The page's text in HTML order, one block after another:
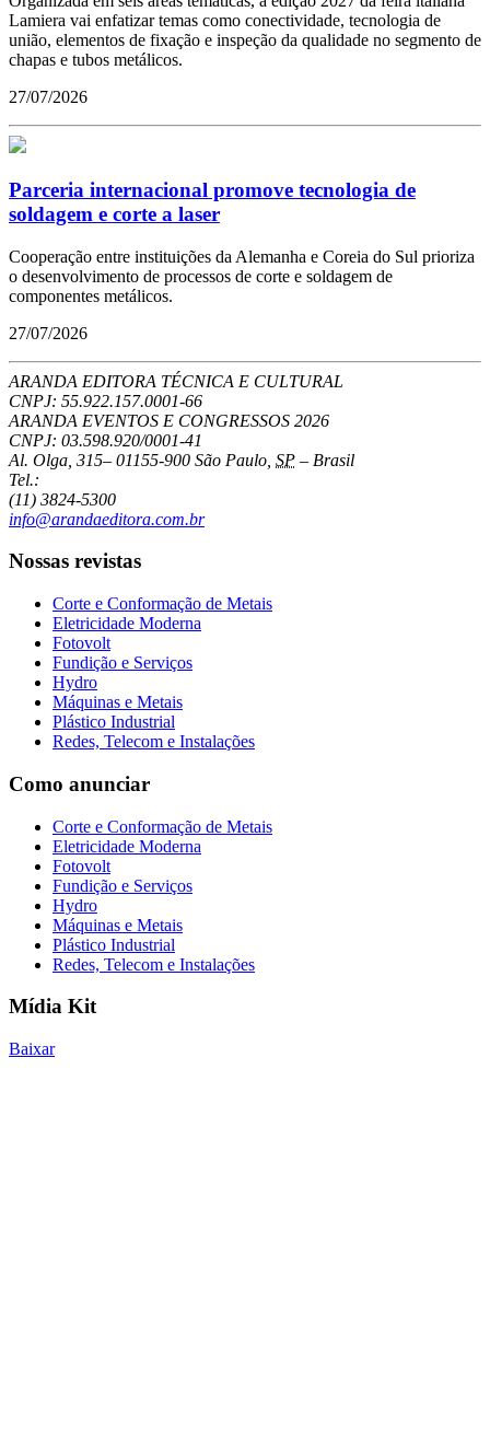
Lamiera vai enfatizar temas como conectividade, tecnologia de
união, elementos de fixação e inspeção da qualidade no segmento de
chapas e tubos metálicos.
27/07/2026
Parceria internacional promove tecnologia de
soldagem e corte a laser
Cooperação entre instituições da Alemanha e Coreia do Sul prioriza
o desenvolvimento de processos de corte e soldagem de
componentes metálicos.
27/07/2026
ARANDA EDITORA TÉCNICA E CULTURAL
CNPJ: 55.922.157.0001-66
ARANDA EVENTOS E CONGRESSOS 2026
CNPJ: 03.598.920/0001-41
Al. Olga, 315– 01155-900 São Paulo SP – Brasil
Tel.:
(11) 3824-5300
info@arandaeditora.com.br
Nossas revistas
Corte e Conformação de Metais
Eletricidade Moderna
Fotovolt
Fundição e Serviços
Hydro
Máquinas e Metais
Plástico Industrial
Redes, Telecom e Instalações
Como anunciar
Corte e Conformação de Metais
Eletricidade Moderna
Fotovolt
Fundição e Serviços
Hydro
Máquinas e Metais
Plástico Industrial
Redes, Telecom e Instalações
Mídia Kit
Baixar